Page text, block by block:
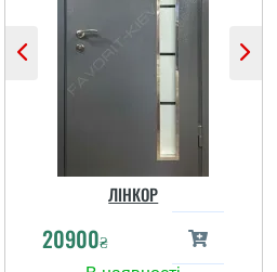
ЛІНКОР
20900₴